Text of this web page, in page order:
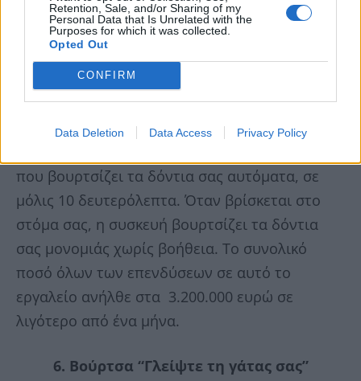
Retention, Sale, and/or Sharing of my
Personal Data that Is Unrelated with the
Purposes for which it was collected.
Opted Out
CONFIRM
Data Deletion Data Access Privacy Policy
που βουρτσίζει τα δόντια σας αυτόματα, σε
μόλις 10 δευτερόλεπτα. Όταν βρίσκεται στο
στόμα σας, η συσκευή βουρτσίζει τα δόντια
σας μονομιάς χωρίς βοήθεια. Το συνολικό
ποσό όλων των επενδύσεων σε αυτό το
εργαλείο ανήλθε στα 3.200.000 ευρώ σε
λιγότερο από ένα μήνα.
6. Βούρτσα “Γλείψτε τη γάτας σας”